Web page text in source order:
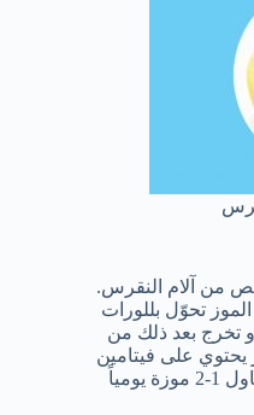
من آلام النقرس.
تحوّل بللورات
تخرج بعد ذلك من
على فيتامين
سي و الذي يقلل من التورم و الألم. تناول 1-2 موزة يومياً